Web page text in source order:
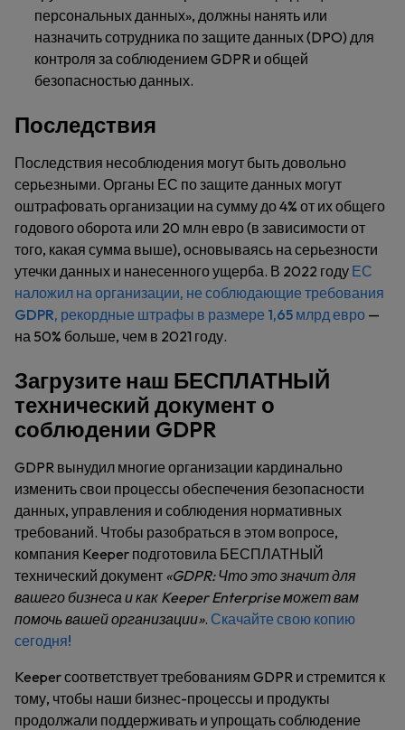
персональных данных», должны нанять или
назначить сотрудника по защите данных (DPO) для
контроля за соблюдением GDPR и общей
безопасностью данных.
Последствия
Последствия несоблюдения могут быть довольно
серьезными. Органы ЕС по защите данных могут
оштрафовать организации на сумму до 4% от их общего
годового оборота или 20 млн евро (в зависимости от
того, какая сумма выше), основываясь на серьезности
утечки данных и нанесенного ущерба. В 2022 году ЕС
наложил на организации, не соблюдающие требования
GDPR, рекордные штрафы в размере 1,65 млрд евро —
на 50% больше, чем в 2021 году.
Загрузите наш БЕСПЛАТНЫЙ
технический документ о
соблюдении GDPR
GDPR вынудил многие организации кардинально
изменить свои процессы обеспечения безопасности
данных, управления и соблюдения нормативных
требований. Чтобы разобраться в этом вопросе,
компания Keeper подготовила БЕСПЛАТНЫЙ
технический документ «GDPR: Что это значит для
вашего бизнеса и как Keeper Enterprise может вам
помочь вашей организации». Скачайте свою копию
сегодня!
Keeper соответствует требованиям GDPR и стремится к
тому, чтобы наши бизнес-процессы и продукты
продолжали поддерживать и упрощать соблюдение